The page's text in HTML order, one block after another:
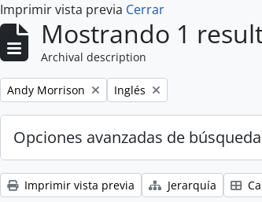
Imprimir vista previa Cerrar
Mostrando 1
Archival description
Remove filter:
Andy Morrison Remove filter:
Inglés
Opciones avanzadas de búsqueda
Imprimir vista previa Jerarquía